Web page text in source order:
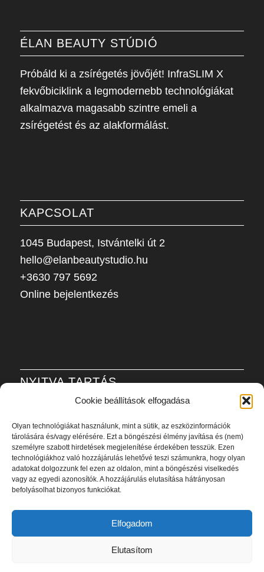
Cookie beállítások elfogadása
Olyan technológiákat használunk, mint a sütik, az eszközinformációk
tárolására és/vagy elérésére. Ezt a böngészési élmény javítása és (nem)
személyre szabott hirdetések megjelenítése érdekében tesszük. Ezen
technológiákhoz való hozzájárulás lehetővé teszi számunkra, hogy olyan
adatokat dolgozzunk fel ezen az oldalon, mint a böngészési viselkedés
vagy az egyedi azonosítók. A hozzájárulás elutasítása hátrányosan
befolyásolhat bizonyos funkciókat.
Elfogadom
Elutasítom
ÉLAN BEAUTY STÚDIÓ
Próbáld ki a zsírégetés jövőjét! InfraSLIM X
fekvőbiciklink a legmodernebb technológiákat
alkalmazva magasabb szintre emeli a
zsírégetést és az alakformálást.
KAPCSOLAT
1045 Budapest, Istvántelki út 2
hello@elanbeautystudio.hu
+3630 797 5692
Online bejelentkezés
NYITVA TARTÁS
Sz: 8:00-20:00
V: 8:00-20:00
Adatvédelmi szabályzat
2023 - Élan Beauty Stúdió © - Készítette:marketingszemlelet.hu